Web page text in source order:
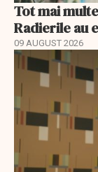
Tot mai
Radierile au
09 AUGUST 2026